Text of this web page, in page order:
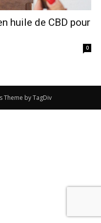
huile de CBD pour
0
Theme by TagDiv